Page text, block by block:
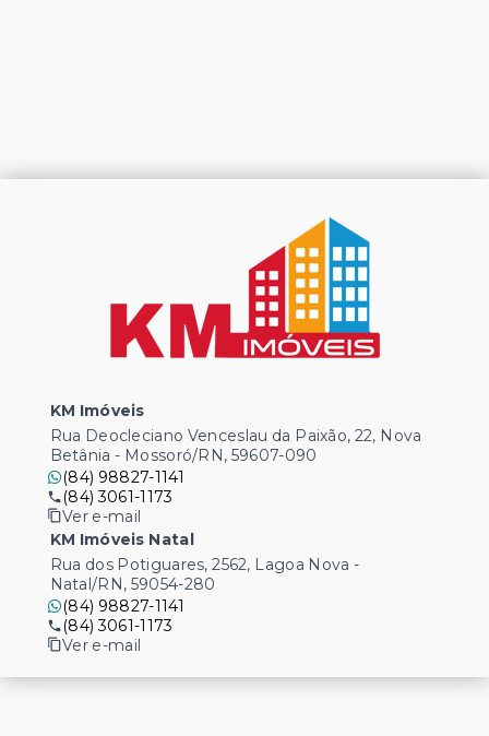
KM Imóveis
Rua Deocleciano Venceslau da Paixão, 22, Nova
Betânia - Mossoró/RN, 59607-090
(84) 98827-1141
(84) 3061-1173
Ver e-mail
KM Imóveis Natal
Rua dos Potiguares, 2562, Lagoa Nova -
Natal/RN, 59054-280
(84) 98827-1141
(84) 3061-1173
Ver e-mail